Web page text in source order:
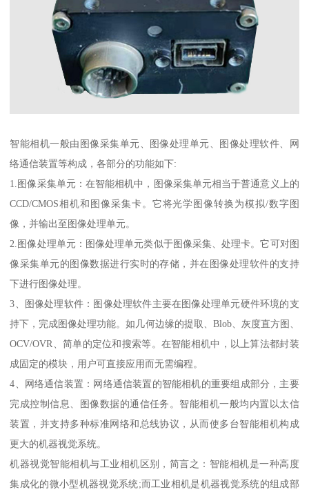
智能相机一般由图像采集单元、图像处理单元、图像处理软件、网
络通信装置等构成，各部分的功能如下:
1.图像采集单元：在智能相机中，图像采集单元相当于普通意义上的
CCD/CMOS相机和图像采集卡。它将光学图像转换为模拟/数字图
像，并输出至图像处理单元。
2.图像处理单元：图像处理单元类似于图像采集、处理卡。它可对图
像采集单元的图像数据进行实时的存储，并在图像处理软件的支持
下进行图像处理。
3、图像处理软件：图像处理软件主要在图像处理单元硬件环境的支
持下，完成图像处理功能。如几何边缘的提取、Blob、灰度直方图、
OCV/OVR、简单的定位和搜索等。在智能相机中，以上算法都封装
成固定的模块，用户可直接应用而无需编程。
4、网络通信装置：网络通信装置的智能相机的重要组成部分，主要
完成控制信息、图像数据的通信任务。智能相机一般均内置以太信
装置，并支持多种标准网络和总线协议，从而使多台智能相机构成
更大的机器视觉系统。
机器视觉智能相机与工业相机区别，简言之：智能相机是一种高度
集成化的微小型机器视觉系统;而工业相机是机器视觉系统的组成部